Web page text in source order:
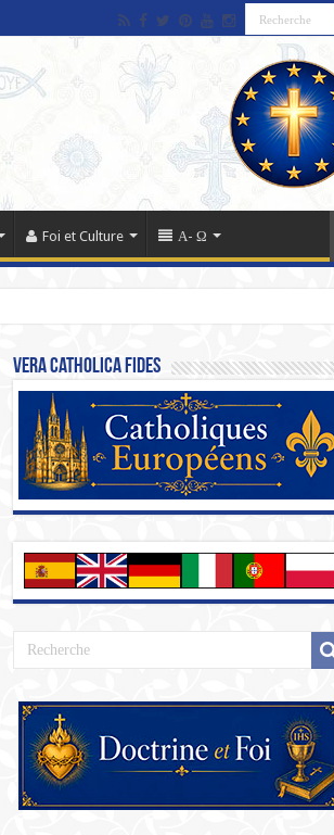
Foi et Culture Α- Ω
Vera Catholica Fides